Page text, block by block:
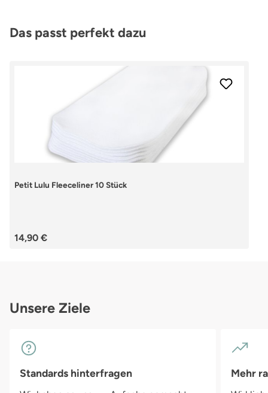
Produktgalerie überspringen
Das passt perfekt dazu
Petit Lulu Fleeceliner 10 Stück
Regulärer Preis:
14,90 €
Unsere Ziele
Standards hinterfragen Mehr